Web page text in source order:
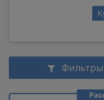
Фильтры